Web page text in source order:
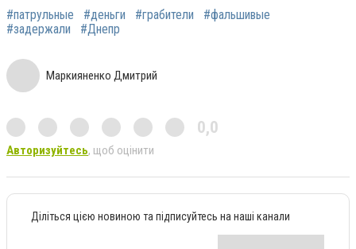
#патрульные #деньги #грабители
#фальшивые
#задержали
#Днепр
Маркияненко Дмитрий
0,0
Авторизуйтесь, щоб оцінити
Діліться цією новиною та підписуйтесь на наші канали